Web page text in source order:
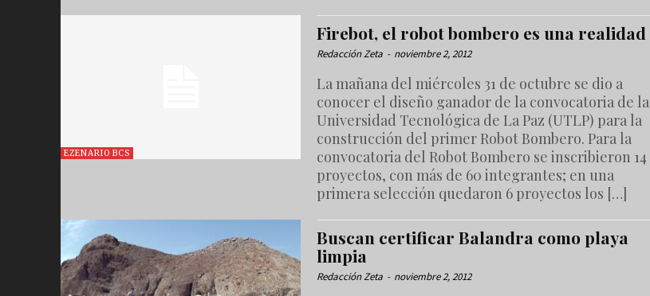
EZENARIO BCS
Firebot, el robot bombero es una realidad
Redacción Zeta - noviembre 2, 2012
La mañana del miércoles 31 de octubre se dio a
conocer el diseño ganador de la convocatoria de la
Universidad Tecnológica de La Paz (UTLP) para la
construcción del primer Robot Bombero. Para la
convocatoria del Robot Bombero se inscribieron 14
proyectos, con más de 60 integrantes; en una
primera selección quedaron 6 proyectos los […]
Buscan certificar Balandra como playa
limpia
Redacción Zeta - noviembre 2, 2012